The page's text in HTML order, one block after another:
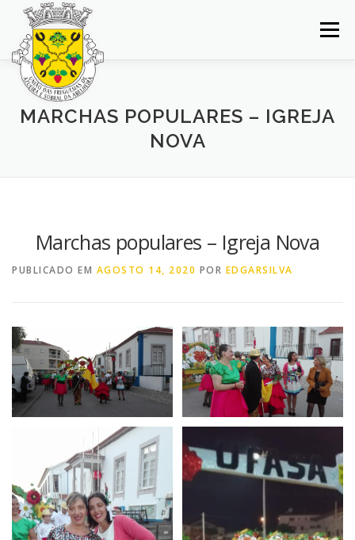
Saltar
conteúdo
Menu
INÍCIO JUNTA DE FREGUESIA
NOTÍCIAS
MARCHAS POPULARES – IGREJA
NOVA
Marchas populares – Igreja Nova
PUBLICADO EM AGOSTO 14, 2020 POR EDGARSILVA